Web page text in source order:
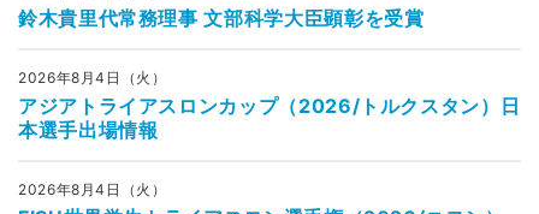
鈴木貴里代常務理事 文部科学大臣顕彰を受賞
2026年8月4日（火）
アジアトライアスロンカップ（2026/トルクスタン）日
本選手出場情報
2026年8月4日（火）